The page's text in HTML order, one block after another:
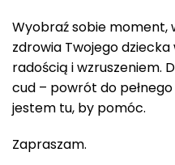
Wyobraź sobie
zdrowia Twojego
radością i wzruszeniem.
cud – powrót do
jestem tu, by pomóc.
Zapraszam.